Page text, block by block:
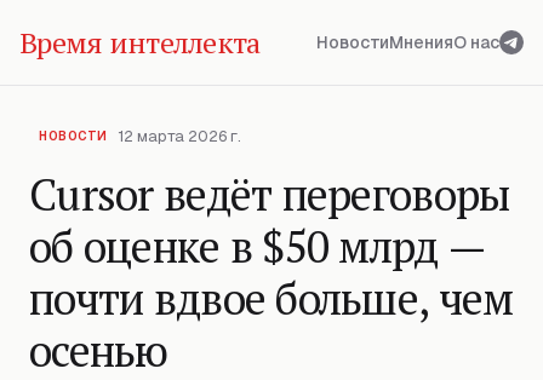
Время интеллекта НовостиМненияО нас
НОВОСТИ 12 марта 2026 г.
Cursor ведёт переговоры
об оценке в $50 млрд —
почти вдвое больше, чем
осенью